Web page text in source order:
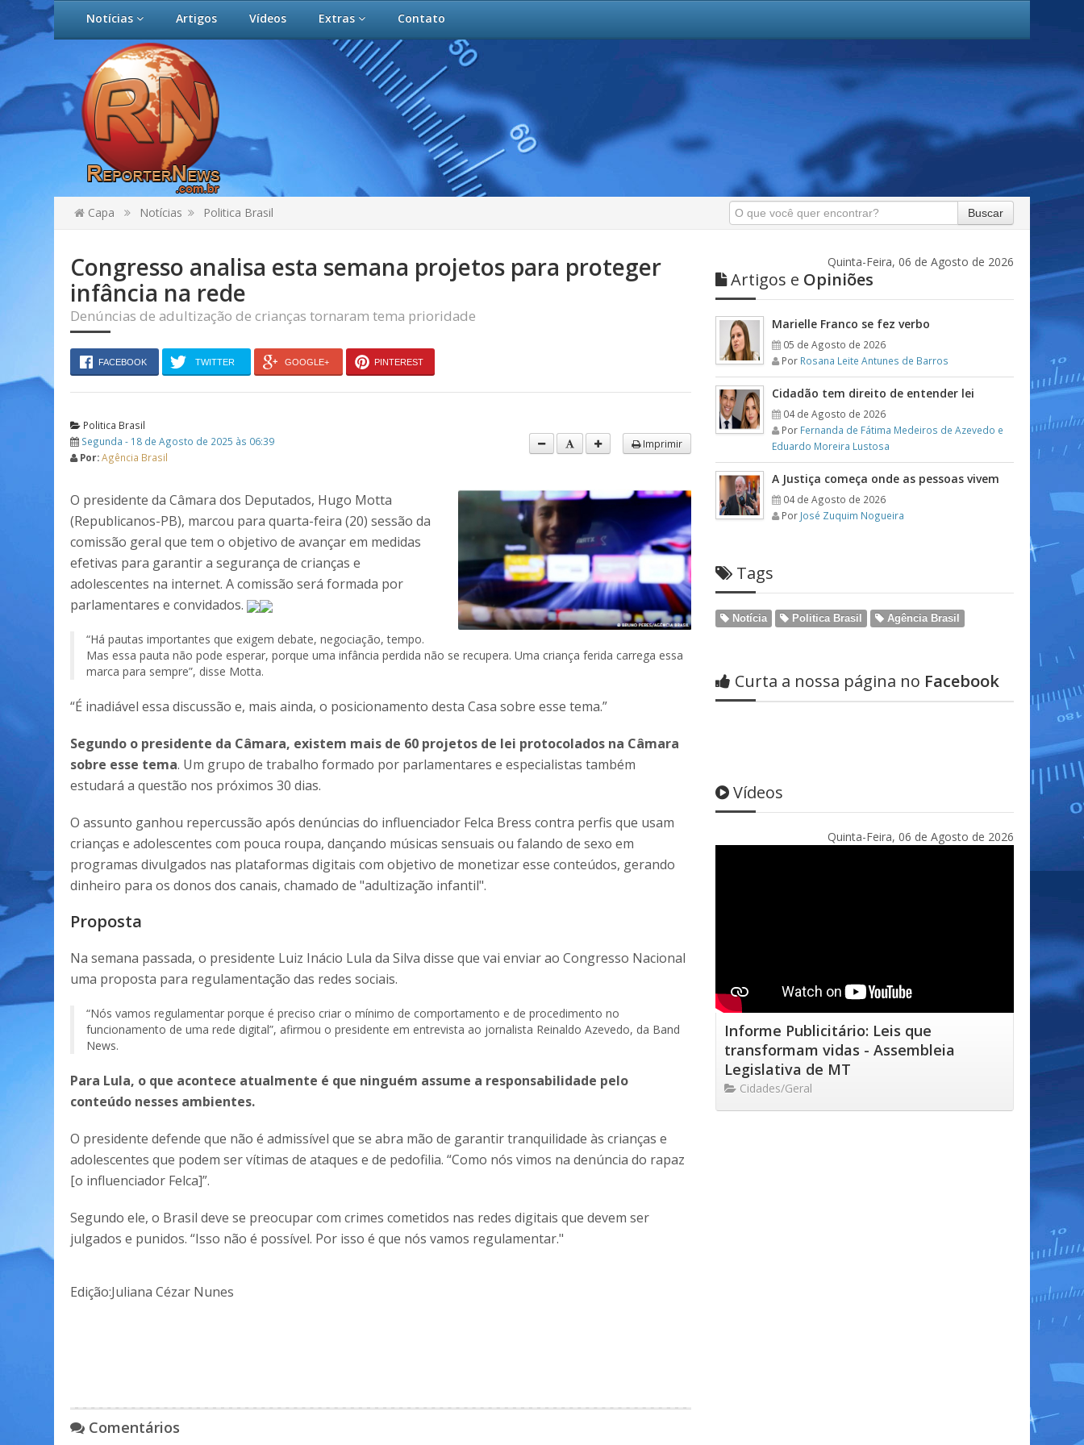
Notícias Artigos Vídeos Extras Contato
Capa Notícias Politica Brasil Buscar
Congresso analisa esta semana projetos para proteger
infância na rede
Denúncias de adultização de crianças tornaram tema prioridade
FACEBOOK TWITTER GOOGLE+ PINTEREST
Politica Brasil
Segunda - 18 de Agosto de 2025 às 06:39
Por:Agência Brasil
Imprimir
O presidente da Câmara dos Deputados, Hugo Motta
(Republicanos-PB), marcou para quarta-feira (20) sessão da
comissão geral que tem o objetivo de avançar em medidas
efetivas para garantir a segurança de crianças e
adolescentes na internet. A comissão será formada por
parlamentares e convidados.
“Há pautas importantes que exigem debate, negociação, tempo.
Mas essa pauta não pode esperar, porque uma infância perdida não se recupera. Uma criança ferida carrega essa
marca para sempre”, disse Motta.
“É inadiável essa discussão e, mais ainda, o posicionamento desta Casa sobre esse tema.”
Segundo o presidente da Câmara, existem mais de 60 projetos de lei protocolados na Câmara
sobre esse tema. Um grupo de trabalho formado por parlamentares e especialistas também
estudará a questão nos próximos 30 dias.
O assunto ganhou repercussão após denúncias do influenciador Felca Bress contra perfis que usam
crianças e adolescentes com pouca roupa, dançando músicas sensuais ou falando de sexo em
programas divulgados nas plataformas digitais com objetivo de monetizar esse conteúdos, gerando
dinheiro para os donos dos canais, chamado de "adultização infantil".
Proposta
Na semana passada, o presidente Luiz Inácio Lula da Silva disse que vai enviar ao Congresso Nacional
uma proposta para regulamentação das redes sociais.
“Nós vamos regulamentar porque é preciso criar o mínimo de comportamento e de procedimento no
funcionamento de uma rede digital”, afirmou o presidente em entrevista ao jornalista Reinaldo Azevedo, da Band
News.
Para Lula, o que acontece atualmente é que ninguém assume a responsabilidade pelo
conteúdo nesses ambientes.
O presidente defende que não é admissível que se abra mão de garantir tranquilidade às crianças e
adolescentes que podem ser vítimas de ataques e de pedofilia. “Como nós vimos na denúncia do rapaz
[o influenciador Felca]”.
Segundo ele, o Brasil deve se preocupar com crimes cometidos nas redes digitais que devem ser
julgados e punidos. “Isso não é possível. Por isso é que nós vamos regulamentar."
Edição:Juliana Cézar Nunes
Comentários
Quinta-Feira, 06 de Agosto de 2026
Artigos e Opiniões
Marielle Franco se fez verbo
05 de Agosto de 2026
Por Rosana Leite Antunes de Barros
Cidadão tem direito de entender lei
04 de Agosto de 2026
Por Fernanda de Fátima Medeiros de Azevedo e
Eduardo Moreira Lustosa
A Justiça começa onde as pessoas vivem
04 de Agosto de 2026
Por José Zuquim Nogueira
Tags
Notícia Politica Brasil Agência Brasil
Curta a nossa página no Facebook
Vídeos
Quinta-Feira, 06 de Agosto de 2026
Informe Publicitário: Leis que
transformam vidas - Assembleia
Legislativa de MT
Cidades/Geral